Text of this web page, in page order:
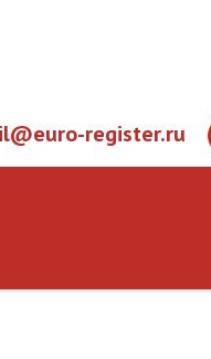
register.ru